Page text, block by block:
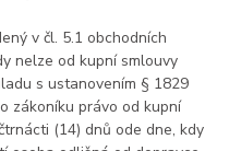
v čl. 5.1 obchodních
nelze od kupní smlouvy
s ustanovením § 1829
zákoníku právo od kupní
(14) dnů ode dne, kdy